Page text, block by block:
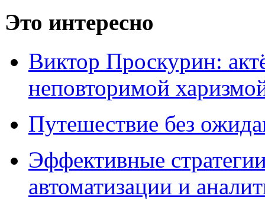
Это интересно
Виктор Проскурин:
неповторимой
Путешествие без
Эффективные
автоматизации и